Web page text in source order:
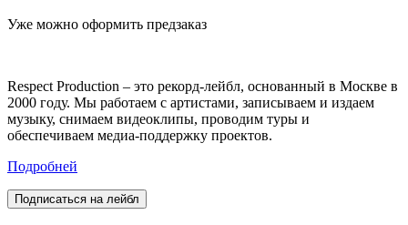
Уже можно оформить предзаказ
Respect Production – это рекорд-лейбл, основанный в Москве в
2000 году. Мы работаем с артистами, записываем и издаем
музыку, снимаем видеоклипы, проводим туры и
обеспечиваем медиа-поддержку проектов.
Подробней
Подписаться на лейбл